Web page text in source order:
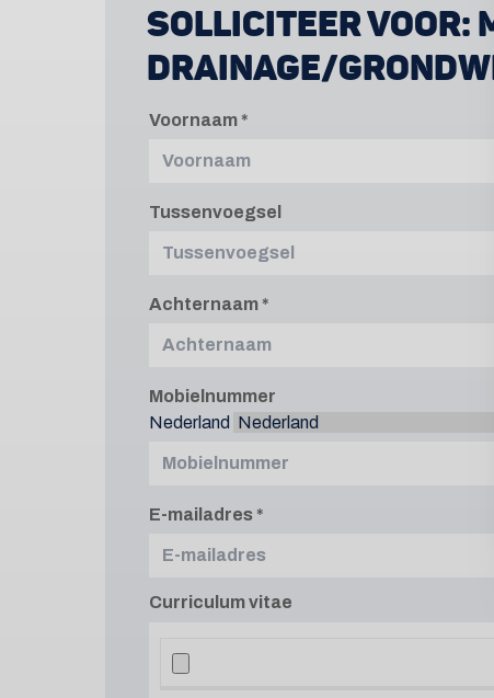
SOLLICITEER VOOR:
DRAINAGE/
Voornaam
Tussenvoegsel
Achternaam
Mobielnummer
Nederland
E-mailadres
Curriculum vitae